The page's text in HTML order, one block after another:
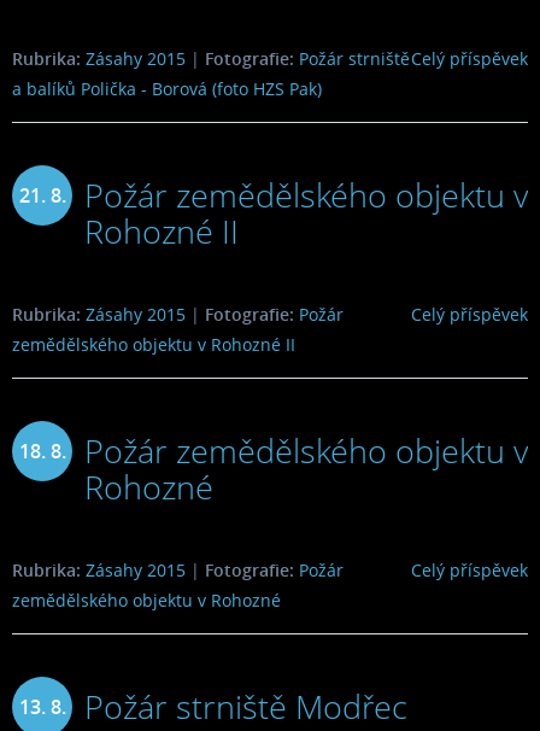
Celý příspěvek
Rubrika: Zásahy 2015 | Fotografie: Požár strniště
a balíků Polička - Borová (foto HZS Pak)
21. 8.
Požár zemědělského objektu v
Rohozné II
Celý příspěvek
Rubrika: Zásahy 2015 | Fotografie: Požár
zemědělského objektu v Rohozné II
18. 8.
Požár zemědělského objektu v
Rohozné
Celý příspěvek
Rubrika: Zásahy 2015 | Fotografie: Požár
zemědělského objektu v Rohozné
13. 8. Požár strniště Modřec